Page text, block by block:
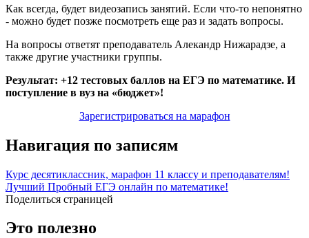
Как всегда, будет видеозапись занятий. Если что-то непонятно
- можно будет позже посмотреть еще раз и задать вопросы.
На вопросы ответят преподаватель Алекандр Нижарадзе, а
также другие участники группы.
Результат: +12 тестовых баллов на ЕГЭ по математике. И
поступление в вуз на «бюджет»!
Зарегистрироваться на марафон
Навигация по записям
Курс десятиклассник, марафон 11 классу и преподавателям!
Лучший Пробный ЕГЭ онлайн по математике!
Поделиться страницей
Это полезно